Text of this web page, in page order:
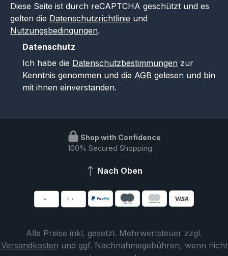
Diese Seite ist durch reCAPTCHA geschützt und es
gelten die Datenschutzrichtlinie und
Nutzungsbedingungen.
Datenschutz
Ich habe die Datenschutzbestimmungen zur
Kenntnis genommen und die AGB gelesen und bin
mit ihnen einverstanden.
Shop with Confidence
100% Secured Shopping
Nach Oben
Alle Preise inkl. gesetzl. Mehrwertsteuer zzgl.
Versandkosten und ggf. Nachnahmegebühren, wenn nicht